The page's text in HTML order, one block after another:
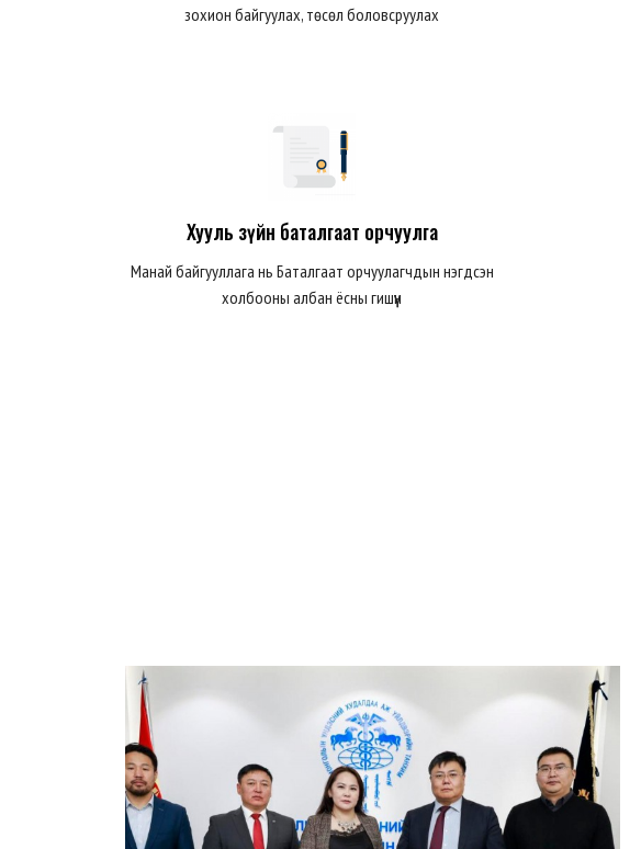
зохион байгуулах, төсөл боловсруулах
Хууль зүйн баталгаат орчуулга
Манай байгууллага нь Баталгаат орчуулагчдын нэгдсэн
холбооны албан ёсны гишүүн